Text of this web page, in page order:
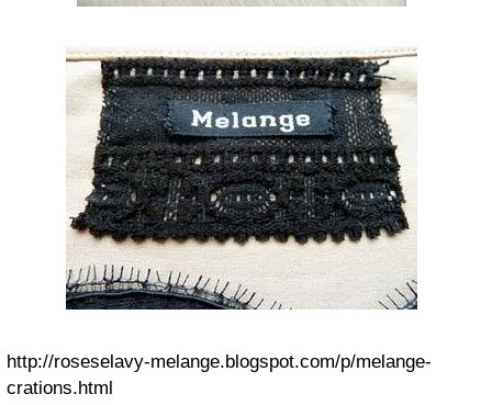
http://roseselavy-melange.blogspot.com/p/melange-
crations.html